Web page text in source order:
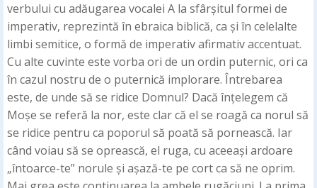
verbului cu adăugarea vocalei A la sfârșitul formei de
imperativ, reprezintă în ebraica biblică, ca și în celelalte
limbi semitice, o formă de imperativ afirmativ accentuat.
Cu alte cuvinte este vorba ori de un ordin puternic, ori ca
în cazul nostru de o puternică implorare. Întrebarea
este, de unde să se ridice Domnul? Dacă înțelegem că
Moșe se referă la nor, este clar că el se roagă ca norul să
se ridice pentru ca poporul să poată să pornească. Iar
când voiau să se oprească, el ruga, cu aceeași ardoare
„întoarce-te” norule și așază-te pe cort ca să ne oprim.